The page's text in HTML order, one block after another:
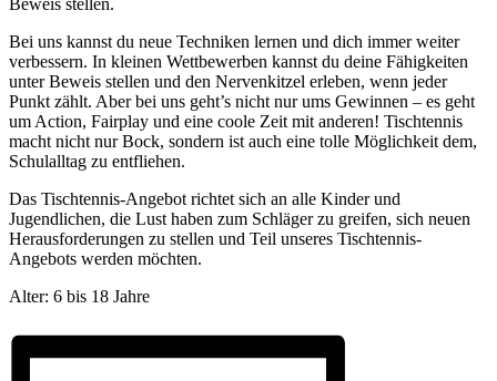
Bei uns kannst du neue Techniken lernen und dich immer weiter
verbessern. In kleinen Wettbewerben kannst du deine Fähigkeiten
unter Beweis stellen und den Nervenkitzel erleben, wenn jeder
Punkt zählt. Aber bei uns geht’s nicht nur ums Gewinnen – es geht
um Action, Fairplay und eine coole Zeit mit anderen! Tischtennis
macht nicht nur Bock, sondern ist auch eine tolle Möglichkeit dem,
Schulalltag zu entfliehen.
Das Tischtennis-Angebot richtet sich an alle Kinder und
Jugendlichen, die Lust haben zum Schläger zu greifen, sich neuen
Herausforderungen zu stellen und Teil unseres Tischtennis-
Angebots werden möchten.
Alter: 6 bis 18 Jahre